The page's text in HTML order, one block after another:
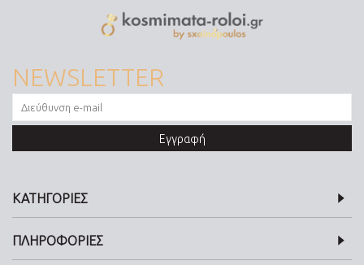
NEWSLETTER
Εγγραφή
ΚΑΤΗΓΟΡΙΕΣ
ΠΛΗΡΟΦΟΡΙΕΣ